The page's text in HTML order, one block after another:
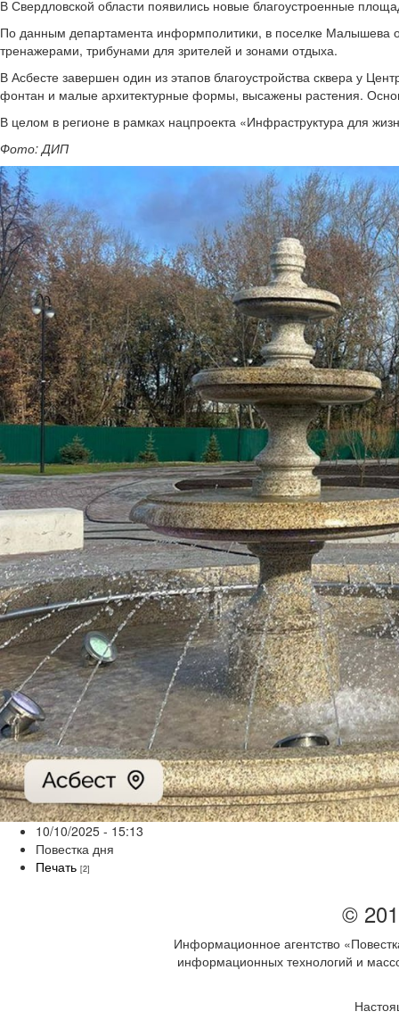
В Свердловской области появились новые благоустроенные
По данным департамента информполитики, в поселке Малышева
тренажерами, трибунами для зрителей и зонами отдыха.
В Асбесте завершен один из этапов благоустройства сквера у
фонтан и малые архитектурные формы, высажены растения.
В целом в регионе в рамках нацпроекта «Инфраструктура для
Фото: ДИП
10/10/2025 - 15:13
Повестка дня
Печать [2]
©
Информационное агентство
информационных технологий и